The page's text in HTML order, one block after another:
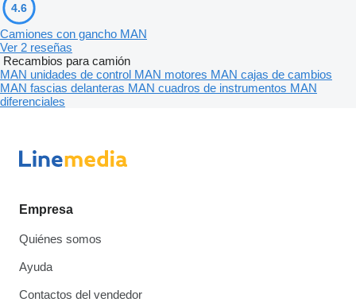
4.6
Camiones con gancho MAN
Ver 2 reseñas
Recambios para camión
MAN unidades de control MAN motores MAN cajas de cambios
MAN fascias delanteras MAN cuadros de instrumentos MAN
diferenciales
Empresa
Quiénes somos
Ayuda
Contactos del vendedor